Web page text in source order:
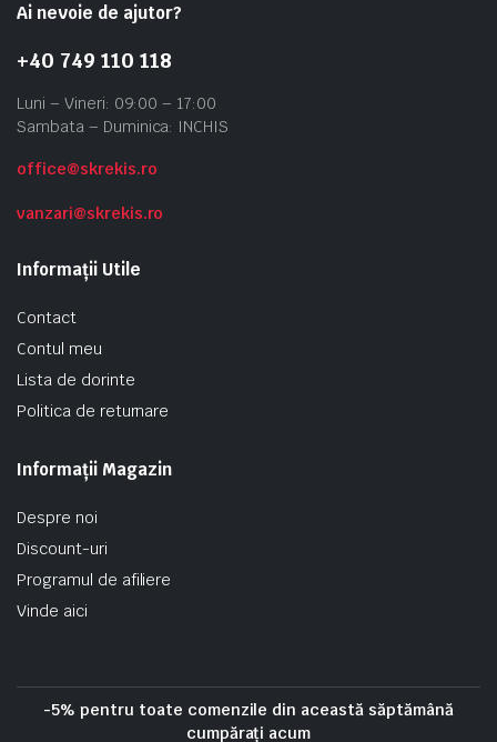
Ai nevoie de ajutor?
+40 749 110 118
Luni – Vineri: 09:00 – 17:00
Sambata – Duminica: INCHIS
office@skrekis.ro
vanzari@skrekis.ro
Informații Utile
Contact
Contul meu
Lista de dorinte
Politica de returnare
Informații Magazin
Despre noi
Discount-uri
Programul de afiliere
Vinde aici
-5% pentru toate comenzile din această săptămână
cumpărați acum